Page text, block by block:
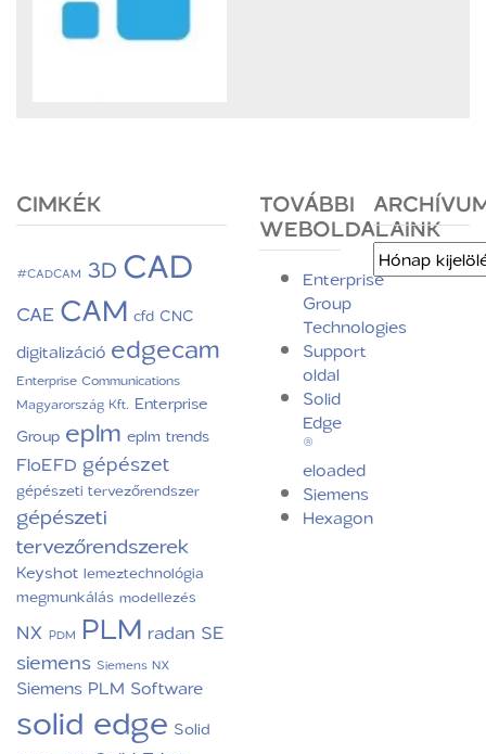
CIMKÉK
#CADCAM 3DCAD
CAE CAM cfd CNC
digitalizáció edgecam
Enterprise Communications
Magyarország Kft. Enterprise
Group eplm eplm trends
FloEFD gépészet
gépészeti tervezőrendszer
gépészeti
tervezőrendszerek
Keyshot lemeztechnológia
megmunkálás modellezés
NX PDM PLM radan SE
siemens Siemens NX
Siemens PLM Software
solid edge Solid
TOVÁBBI
WEBOLDALAINK
Enterprise
Group
Technologies
Support
oldal
Solid
Edge
®
eloaded
Siemens
Hexagon
Archívum